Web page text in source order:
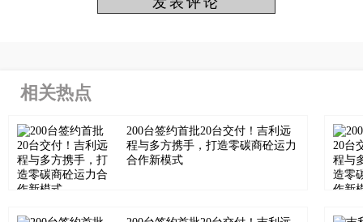
相关热点
200台签约首批20台交付！吉利远
程与多方携手，打造零碳商砼运力
合作新模式